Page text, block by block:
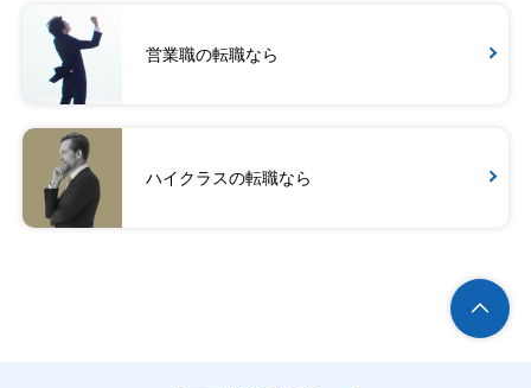
営業職の転職なら
ハイクラスの転職なら